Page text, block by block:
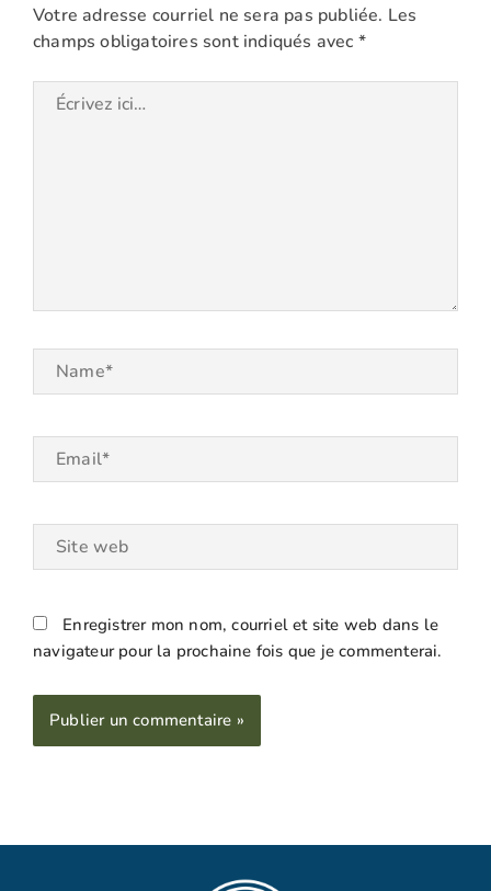
Votre adresse courriel ne sera pas publiée. Les
champs obligatoires sont indiqués avec *
Écrivez
Name*
Email*
Site
Enregistrer mon nom, courriel et site web dans le
navigateur pour la prochaine fois que je commenterai.